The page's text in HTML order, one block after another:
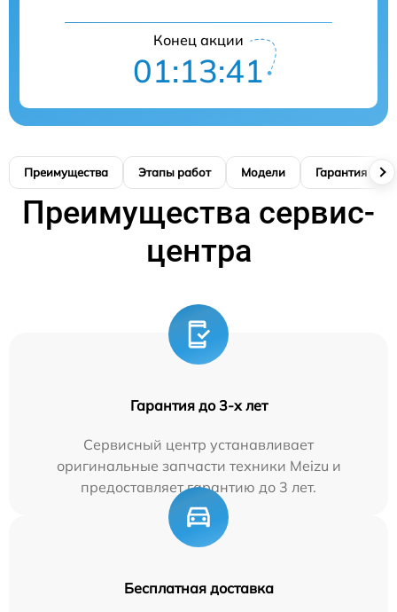
Конец акции
01:13:40
Преимущества Этапы работ Модели Гарантия
Преимущества сервис-
центра
Гарантия до 3-х лет
Сервисный центр устанавливает
оригинальные запчасти техники Meizu и
предоставляет гарантию до 3 лет.
Бесплатная доставка